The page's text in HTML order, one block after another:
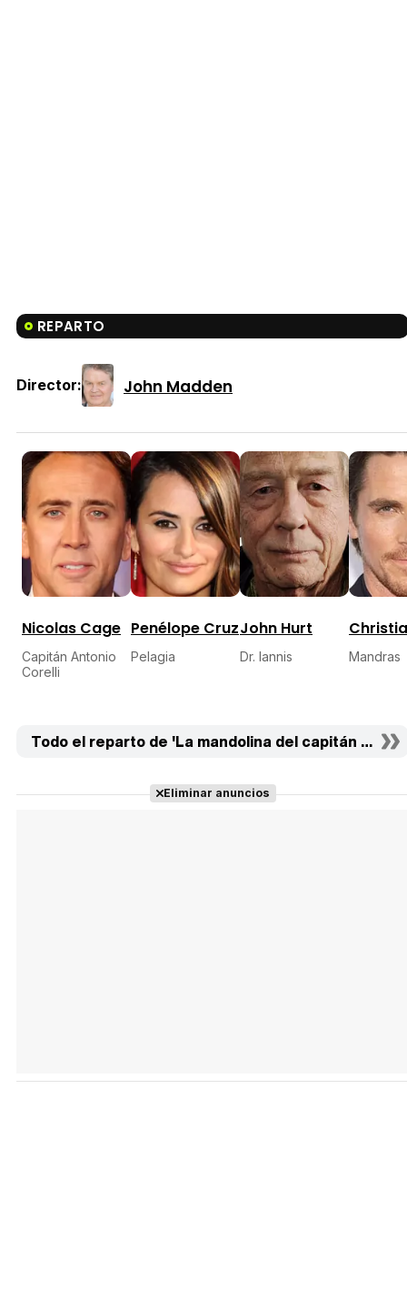
REPARTO
Director: John Madden
Nicolas Cage
Capitán Antonio
Corelli
Penélope Cruz
Pelagia
John Hurt
Dr. Iannis Mandras
Todo el reparto de 'La mandolina del capitán
Eliminar anuncios